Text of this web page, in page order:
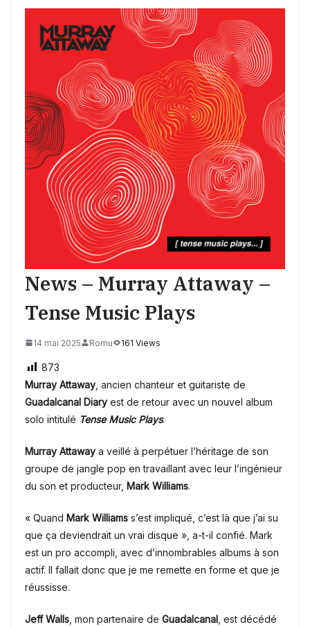
News – Murray Attaway –
Tense Music Plays
14 mai 2025 Romu 161 Views
873
Murray Attaway , ancien chanteur et guitariste de
Guadalcanal Diary est de retour avec un nouvel album
solo intitulé Tense Music Plays.
Murray Attaway a veillé à perpétuer l’héritage de son
groupe de jangle pop en travaillant avec leur l’ingénieur
du son et producteur, Mark Williams.
« Quand Mark Williams s’est impliqué, c’est là que j’ai su
que ça deviendrait un vrai disque », a-t-il confié. Mark
est un pro accompli, avec d’innombrables albums à son
actif. Il fallait donc que je me remette en forme et que je
réussisse.
Jeff Walls , mon partenaire de Guadalcanal , est décédé